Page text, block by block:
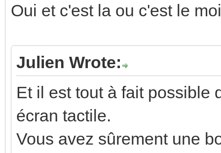
Oui et c'est la ou c'est le
Julien Wrote:
Et il est tout à fait possible
écran tactile.
Vous avez sûrement une